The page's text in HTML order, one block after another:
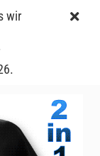
wir
T-Shirt